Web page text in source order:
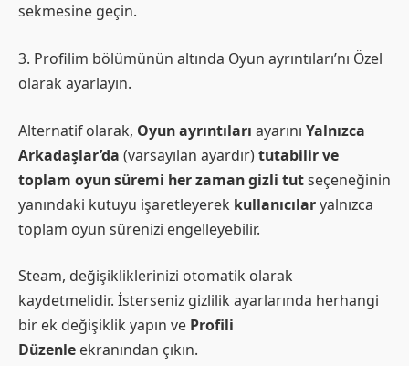
sekmesine geçin.
3. Profilim bölümünün altında Oyun ayrıntıları’nı Özel
olarak ayarlayın.
Alternatif olarak, Oyun ayrıntıları ayarını Yalnızca
Arkadaşlar’da (varsayılan ayardır)tutabilir ve
toplam oyun süremi her zaman gizli tutseçeneğinin
yanındaki kutuyu işaretleyerek kullanıcılaryalnızca
toplam oyun sürenizi engelleyebilir.
Steam, değişikliklerinizi otomatik olarak
kaydetmelidir. İsterseniz gizlilik ayarlarında herhangi
bir ek değişiklik yapın ve Profili
Düzenle ekranından çıkın.